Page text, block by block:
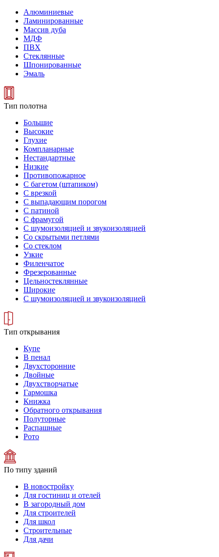
Алюминиевые
Ламинированные
Массив дуба
МДФ
ПВХ
Стеклянные
Шпонированные
Эмаль
Тип полотна
Большие
Высокие
Глухие
Компланарные
Нестандартные
Низкие
Противопожарное
С багетом (штапиком)
С врезкой
С выпадающим порогом
С патиной
С фрамугой
С шумоизоляцией и звукоизоляцией
Со скрытыми петлями
Со стеклом
Узкие
Филенчатое
Фрезерованные
Цельностеклянные
Широкие
С шумоизоляцией и звукоизоляцией
Тип открывания
Купе
В пенал
Двухсторонние
Двойные
Двухстворчатые
Гармошка
Книжка
Обратного открывания
Полуторные
Распашные
Рото
По типу зданий
В новостройку
Для гостиниц и отелей
В загородный дом
Для строителей
Для школ
Строительные
Для дачи